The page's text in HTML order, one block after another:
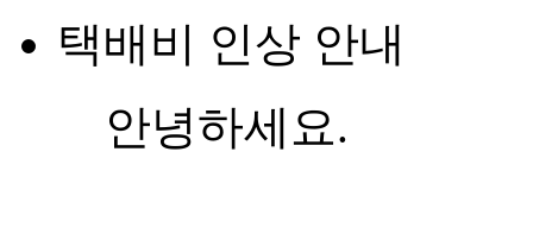
택배비 인상 안내
안녕하세요.